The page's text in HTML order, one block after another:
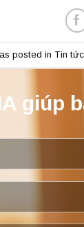
posted in Tin tức
giúp